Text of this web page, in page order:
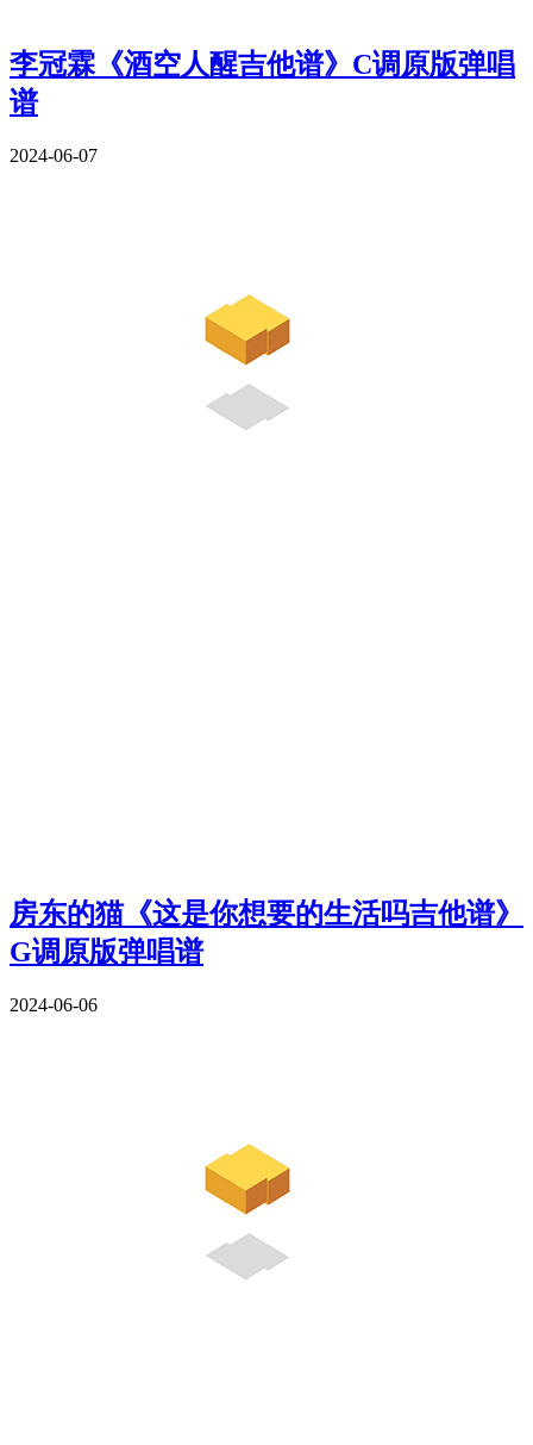
李冠霖《酒空人醒吉他谱》C调原版弹唱
谱
2024-06-07
房东的猫《这是你想要的生活吗吉他谱》
G调原版弹唱谱
2024-06-06